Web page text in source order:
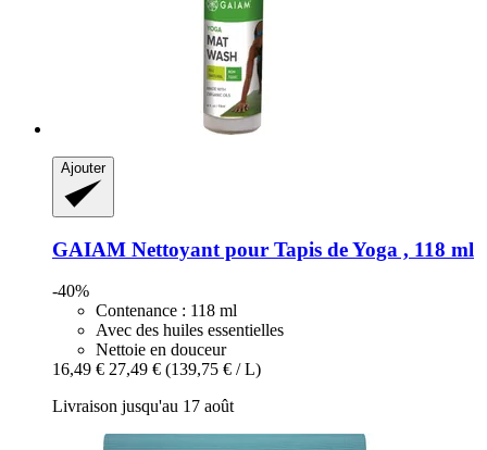
Ajouter
GAIAM Nettoyant pour Tapis de Yoga , 118 ml
-40%
Contenance : 118 ml
Avec des huiles essentielles
Nettoie en douceur
16,49 € 27,49 € (139,75 € / L)
Livraison jusqu'au 17 août